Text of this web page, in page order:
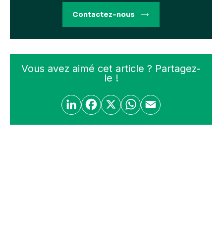
Contactez-nous
Vous avez aimé cet article ? Partagez-
le !
Li
n
F
a
X W
h
E
m